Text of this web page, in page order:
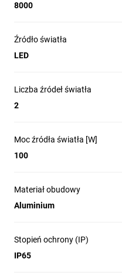
8000
Źródło światła
LED
Liczba źródeł światła
2
Moc źródła światła [W]
100
Materiał obudowy
Aluminium
Stopień ochrony (IP)
IP65